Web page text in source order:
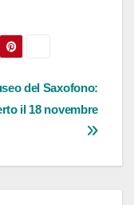
del Saxofono:
il 18 novembre